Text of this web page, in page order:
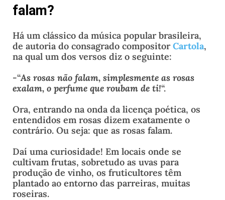
falam?
Há um clássico da música popular brasileira,
de autoria do consagrado compositor Cartola,
na qual um dos versos diz o seguinte:
-“As rosas não falam, simplesmente as rosas
exalam, o perfume que roubam de ti!“.
Ora, entrando na onda da licença poética, os
entendidos em rosas dizem exatamente o
contrário. Ou seja: que as rosas falam.
Daí uma curiosidade! Em locais onde se
cultivam frutas, sobretudo as uvas para
produção de vinho, os fruticultores têm
plantado ao entorno das parreiras, muitas
roseiras.